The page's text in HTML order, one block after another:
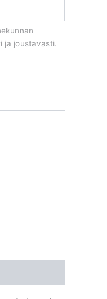
ja joustavasti.